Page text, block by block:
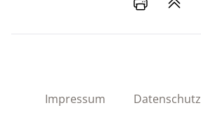
Impressum Datenschutz